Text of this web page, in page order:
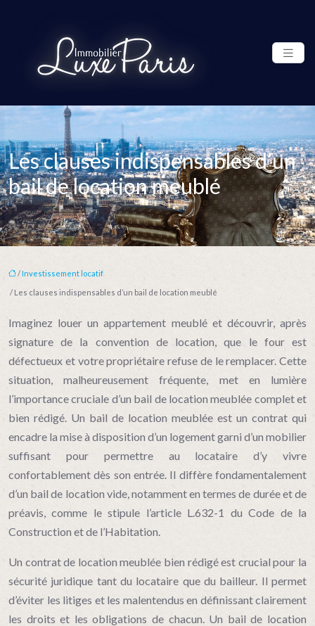
Les clauses indispensables d’un
bail de location meublé
/Investissement locatif
/ Les clauses indispensables d’un bail de location meublé
Imaginez louer un appartement meublé et découvrir, après
signature de la convention de location, que le four est
défectueux et votre propriétaire refuse de le remplacer. Cette
situation, malheureusement fréquente, met en lumière
l’importance cruciale d’un bail de location meublée complet et
bien rédigé. Un bail de location meublée est un contrat qui
encadre la mise à disposition d’un logement garni d’un mobilier
suffisant pour permettre au locataire d’y vivre
confortablement dès son entrée. Il diffère fondamentalement
d’un bail de location vide, notamment en termes de durée et de
préavis, comme le stipule l’article L.632-1 du Code de la
Construction et de l’Habitation.
Un contrat de location meublée bien rédigé est crucial pour la
sécurité juridique tant du locataire que du bailleur. Il permet
d’éviter les litiges et les malentendus en définissant clairement
les droits et les obligations de chacun. Un bail de location